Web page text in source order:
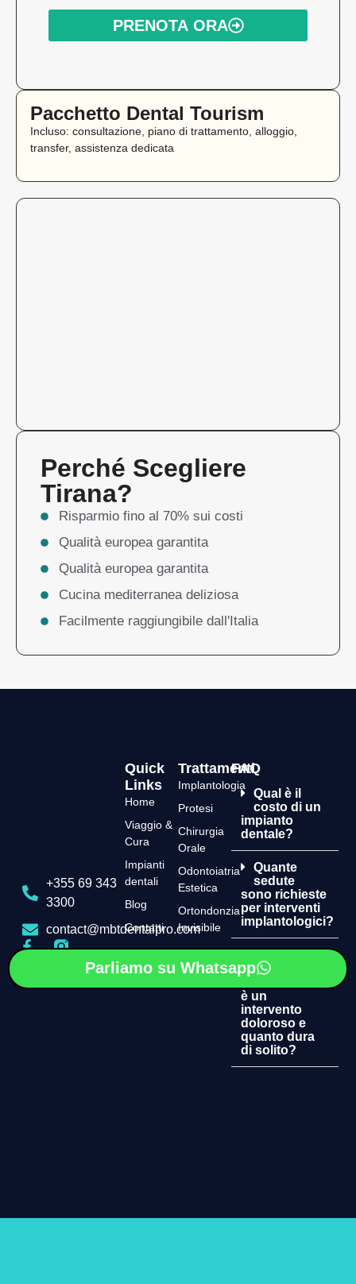
Parliamo su Whatsapp
Parliamo su Whatsapp
PRENOTA ORA
Pacchetto Dental Tourism
Incluso: consultazione, piano di trattamento, alloggio,
transfer, assistenza dedicata
Perché Scegliere
Tirana?
Risparmio fino al 70% sui costi
Qualità europea garantita
Qualità europea garantita
Cucina mediterranea deliziosa
Facilmente raggiungibile dall'Italia
Parliamo su Whatsapp
+355 69 343
3300
contact@mbtdentalpro.com
Trattamenti
Implantologia
Protesi
Chirurgia
Orale
Odontoiatria
Estetica
Ortondonzia
Invisibile
Quick
Links
Home
Viaggio &
Cura
Impianti
dentali
Blog
Contatti
FAQ
Qual è il
costo di un
impianto
dentale?
Quante
sedute
sono richieste
per interventi
implantologici?
L'inserimento
è un
intervento
doloroso e
quanto dura
di solito?